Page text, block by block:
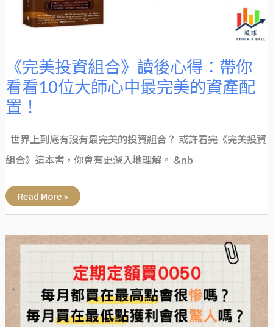
《完美投資組合》讀後心得：帶你
看看10位大師心中最完美的資產配
置！
世界上到底有沒有最完美的投資組合？ 或許看完《完美投資
組合》這本書，你會有更深入地理解。 &nb
看
看
10
心
中
最
完
美
的
資
置！
Read More »
0050
定
期
定
額
都
在